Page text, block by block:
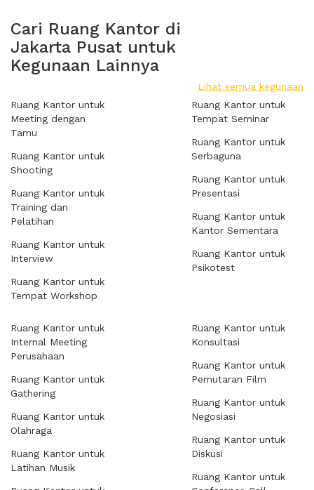
Cari Ruang Kantor di
Jakarta Pusat untuk
Kegunaan Lainnya
Lihat semua kegunaan
Ruang Kantor untuk
Meeting dengan
Tamu
Ruang Kantor untuk
Shooting
Ruang Kantor untuk
Training dan
Pelatihan
Ruang Kantor untuk
Interview
Ruang Kantor untuk
Tempat Workshop
Ruang Kantor untuk
Tempat Seminar
Ruang Kantor untuk
Serbaguna
Ruang Kantor untuk
Presentasi
Ruang Kantor untuk
Kantor Sementara
Ruang Kantor untuk
Psikotest
Ruang Kantor untuk
Internal Meeting
Perusahaan
Ruang Kantor untuk
Gathering
Ruang Kantor untuk
Olahraga
Ruang Kantor untuk
Latihan Musik
Ruang Kantor untuk
Konsultasi
Ruang Kantor untuk
Pemutaran Film
Ruang Kantor untuk
Negosiasi
Ruang Kantor untuk
Diskusi
Ruang Kantor untuk